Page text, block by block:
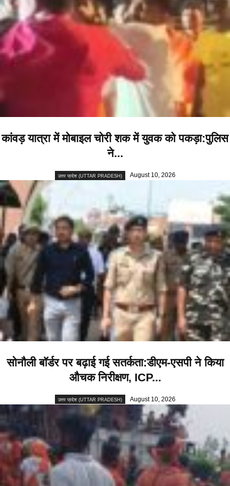
कांवड़ यात्रा में मोबाइल चोरी शक में युवक को पकड़ा:पुलिस
ने...
उत्तर प्रदेश (UTTAR PRADESH) August 10, 2026
सोनौली बॉर्डर पर बढ़ाई गई सतर्कता:डीएम-एसपी ने किया
औचक निरीक्षण, ICP...
उत्तर प्रदेश (UTTAR PRADESH) August 10, 2026